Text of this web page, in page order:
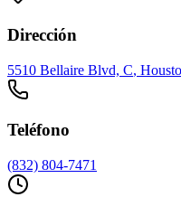
Dirección
5510 Bellaire Blvd, C,
Teléfono
(832) 804-7471